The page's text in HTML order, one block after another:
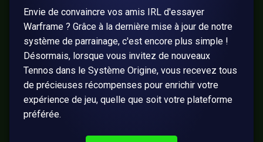
Envie de convaincre vos amis IRL d'essayer
Warframe ? Grâce à la dernière mise à jour de notre
système de parrainage, c'est encore plus simple !
Désormais, lorsque vous invitez de nouveaux
Tennos dans le Système Origine, vous recevez tous
de précieuses récompenses pour enrichir votre
expérience de jeu, quelle que soit votre plateforme
préférée.